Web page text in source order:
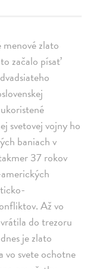
zlato
začalo písať
svetovej vojny ho
baniach v
37 rokov
Až vo
do trezoru
je zlato
vo svete ochotne